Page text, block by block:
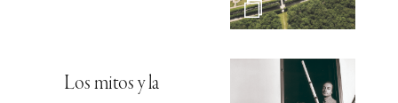
Los mitos y la